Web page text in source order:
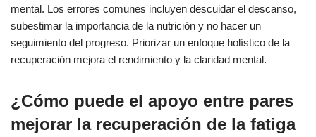
mental. Los errores comunes incluyen descuidar el descanso,
subestimar la importancia de la nutrición y no hacer un
seguimiento del progreso. Priorizar un enfoque holístico de la
recuperación mejora el rendimiento y la claridad mental.
¿Cómo puede el apoyo entre pares
mejorar la recuperación de la fatiga